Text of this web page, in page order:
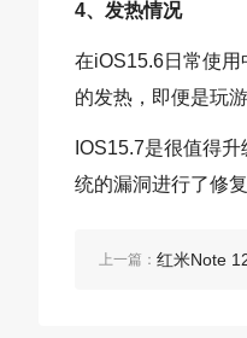
4、发热情况
在iOS15.6日常使
的发热，即便是玩
IOS15.7是很值得
统的漏洞进行了修
上一篇： 红米Note